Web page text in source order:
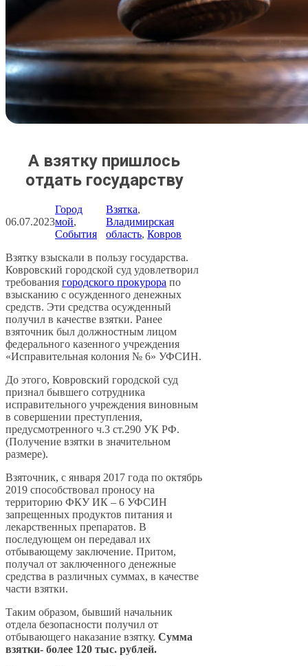
А взятку пришлось
отдать государству
06.07.2023
Город
мой
События
Взятка
Владимирская
область, Ковров
Взятку взыскали в пользу государства.
Ковровский городской суд удовлетворил
требования городского прокурора по
взысканию с осужденного денежных
средств. Эти средства осужденный
получил в качестве взятки. Ранее
взяточник был должностным лицом
федерального казенного учреждения
«Исправительная колония № 6» УФСИН.
До этого, Ковровский городской суд
признал бывшего сотрудника
исправительного учреждения виновным
в совершении преступления,
предусмотренного ч.3 ст.290 УК РФ.
(Получение взятки в значительном
размере).
Взяточник, с января 2017 года по октябрь
2019 способствовал проносу на
территорию ФКУ ИК – 6 УФСИН
запрещенных продуктов питания и
лекарственных препаратов. В
последующем он передавал их
отбывающему заключение. Притом,
получал от заключенного денежные
средства в различных суммах, в качестве
части взятки.
Таким образом, бывший начальник
отдела безопасности получил от
отбывающего наказание взятку. Сумма
взятки- более 120 тыс. рублей.